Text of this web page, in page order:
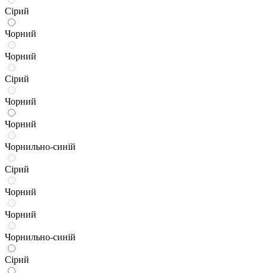
Сірий
Чорний
Чорний
Сірий
Чорний
Чорний
Чорнильно-синій
Сірий
Чорний
Чорний
Чорнильно-синій
Сірий